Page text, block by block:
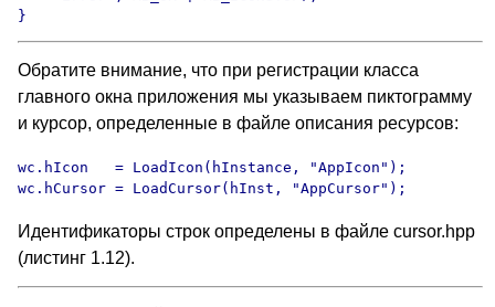
}
Обратите внимание, что при регистрации класса
главного окна приложения мы указываем пиктограмму
и курсор, определенные в файле описания ресурсов:
wc.hIcon   = LoadIcon(hInstance, "AppIcon");
wc.hCursor = LoadCursor(hInst, "AppCursor");
Идентификаторы строк определены в файле cursor.hpp
(листинг 1.12).